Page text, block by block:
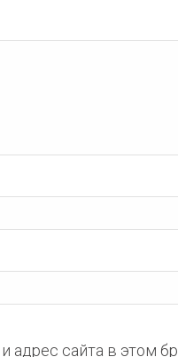
адрес сайта в этом